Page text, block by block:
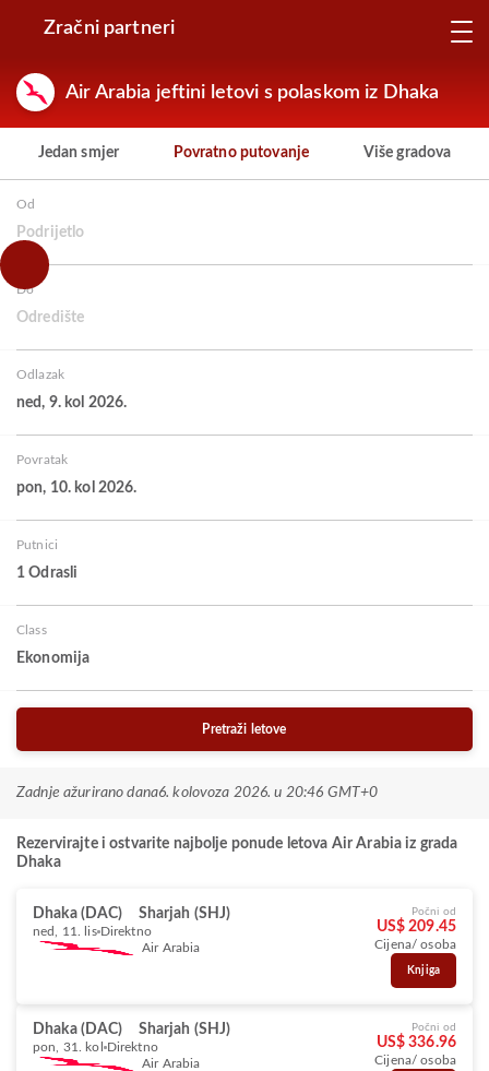
Zračni partneri
Air Arabia jeftini letovi s polaskom iz Dhaka
Jedan smjer Povratno putovanje Više gradova
Od
Podrijetlo
Do
Odredište
Odlazak
ned, 9. kol 2026.
Povratak
pon, 10. kol 2026.
Putnici
1 Odrasli
Class
Ekonomija
Pretraži letove
Zadnje ažurirano dana6. kolovoza 2026. u 20:46 GMT+0
Rezervirajte i ostvarite najbolje ponude letova Air Arabia iz grada
Dhaka
Dhaka (DAC) Sharjah (SHJ)
ned, 11. lis Direktno
Air Arabia
Počni od
US$ 209.45
Cijena/ osoba
Knjiga
Dhaka (DAC) Sharjah (SHJ)
pon, 31. kol Direktno
Air Arabia
Počni od
US$ 336.96
Cijena/ osoba